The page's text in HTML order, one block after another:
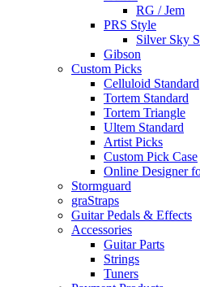
RG / Jem
PRS Style
Silver Sky
Gibson
Custom Picks
Celluloid Standard
Tortem Standard
Tortem Triangle
Ultem Standard
Artist Picks
Custom Pick Case
Online Designer
Stormguard
graStraps
Guitar Pedals & Effects
Accessories
Guitar Parts
Strings
Tuners